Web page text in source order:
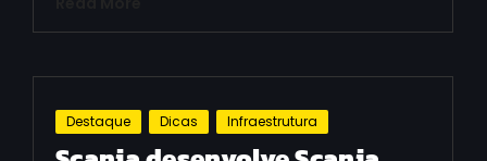
Destaque Dicas Infraestrutura